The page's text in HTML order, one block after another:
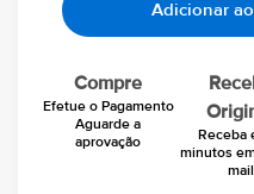
Adicionar
Compre
Efetue o Pagamento
Aguarde a
aprovação
Receba
minutos
mail